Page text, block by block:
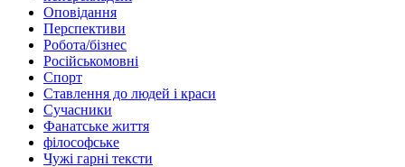
Оповідання
Перспективи
Робота/бізнес
Російськомовні
Спорт
Ставлення до людей і краси
Сучасники
Фанатське життя
філософське
Чужі гарні тексти